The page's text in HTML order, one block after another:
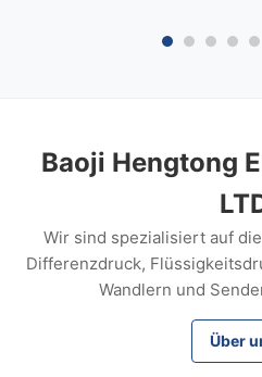
Diffusreflexions-Silizium-
Baoji Hengtong
Wir sind spezialisiert auf
Differenzdruck,
Wandlern und
Über